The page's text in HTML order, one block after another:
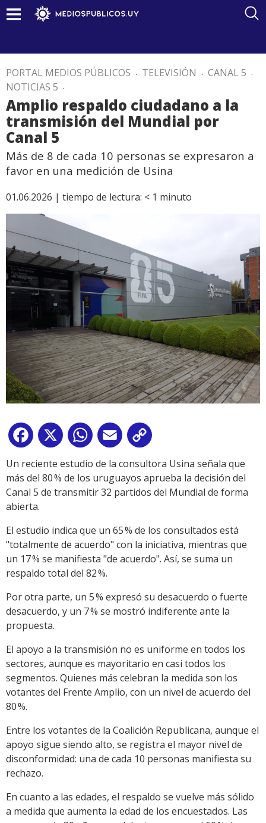
PORTAL MEDIOS PÚBLICOS . TELEVISIÓN . CANAL 5 .
NOTICIAS 5 .
Amplio respaldo ciudadano a la
transmisión del Mundial por
Canal 5
Más de 8 de cada 10 personas se expresaron a
favor en una medición de Usina
01.06.2026 | tiempo de lectura: < 1 minuto
Facebook
X WhatsApp
Email
Link
Un reciente estudio de la consultora Usina señala que
más del 80 % de los uruguayos aprueba la decisión del
Canal 5 de transmitir 32 partidos del Mundial de forma
abierta.
El estudio indica que un 65 % de los consultados está
"totalmente de acuerdo" con la iniciativa, mientras que
un 17 % se manifiesta "de acuerdo". Así, se suma un
respaldo total del 82 %.
Por otra parte, un 5 % expresó su desacuerdo o fuerte
desacuerdo, y un 7 % se mostró indiferente ante la
propuesta.
El apoyo a la transmisión no es uniforme en todos los
sectores, aunque es mayoritario en casi todos los
segmentos. Quienes más celebran la medida son los
votantes del Frente Amplio, con un nivel de acuerdo del
80 %.
Entre los votantes de la Coalición Republicana, aunque el
apoyo sigue siendo alto, se registra el mayor nivel de
disconformidad: una de cada 10 personas manifiesta su
rechazo.
En cuanto a las edades, el respaldo se vuelve más sólido
a medida que aumenta la edad de los encuestados. Las